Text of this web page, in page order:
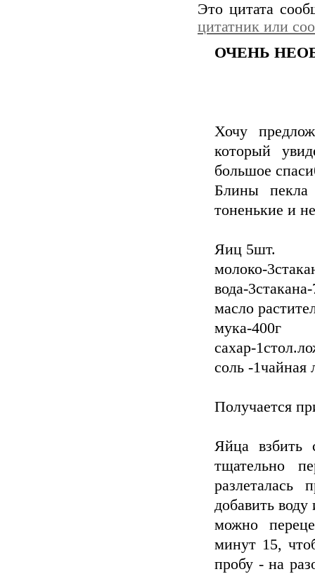
Это цитата
цитатник или
ОЧЕНЬ
Хочу
который
большое
Блины пекла
тоненькие и
Яиц 5шт.
молоко-
вода-
масло
мука-400г
сахар-
соль -1чайная
Получается
Яйца взбить
тщательно
разлеталась
добавить
можно
минут 15,
пробу - на